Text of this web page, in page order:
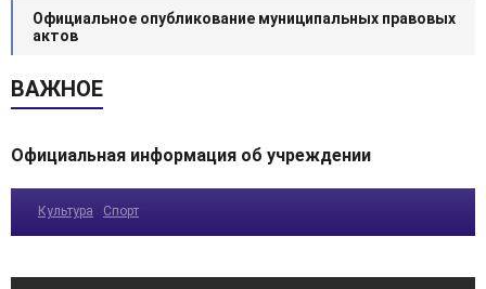
Официальное опубликование муниципальных правовых
актов
ВАЖНОЕ
Официальная информация об учреждении
Культура Спорт